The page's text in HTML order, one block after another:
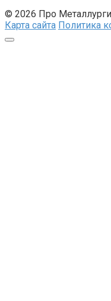
© 2026 Про
Карта сайта Политика